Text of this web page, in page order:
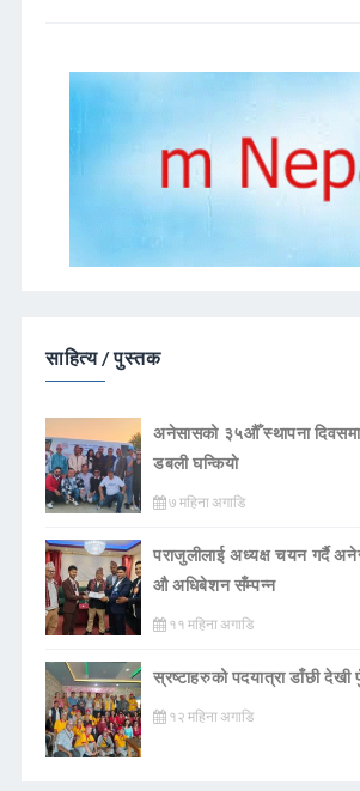
साहित्य / पुस्तक
अनेसासको ३५औँ स्थापना
डबली घन्कियाे
७ महिना अगाडि
पराजुलीलाई अध्यक्ष चयन गर्दै
औ अधिबेशन सँम्पन्न
११ महिना अगाडि
स्रष्टाहरुको पदयात्रा डाँछी
१२ महिना अगाडि